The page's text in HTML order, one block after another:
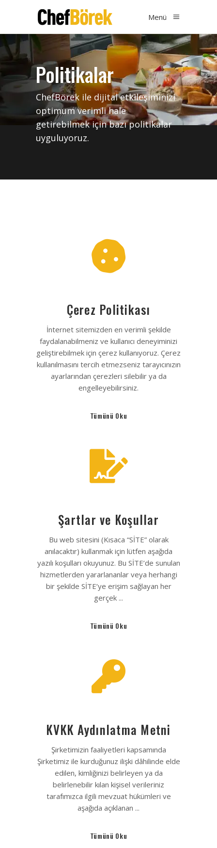
Menü
Politikalar
ChefBörek ile dijital etkileşiminizi
optimum verimli hale
getirebilmek için bazı politikalar
uyguluyoruz.
Çerez Politikası
İnternet sitemizden en verimli şekilde
faydalanabilmeniz ve kullanıcı deneyiminizi
geliştirebilmek için çerez kullanıyoruz. Çerez
kullanılmasını tercih etmezseniz tarayıcınızın
ayarlarından çerezleri silebilir ya da
engelleyebilirsiniz.
Tümünü Oku
Şartlar ve Koşullar
Bu web sitesini (Kısaca “SİTE” olarak
anılacaktır) kullanmak için lütfen aşağıda
yazılı koşulları okuyunuz. Bu SİTE’de sunulan
hizmetlerden yararlananlar veya herhangi
bir şekilde SİTE’ye erişim sağlayan her
gerçek ...
Tümünü Oku
KVKK Aydınlatma Metni
Şirketimizin faaliyetleri kapsamında
Şirketimiz ile kurduğunuz ilişki dâhilinde elde
edilen, kimliğinizi belirleyen ya da
belirlenebilir kılan kişisel verileriniz
tarafımızca ilgili mevzuat hükümleri ve
aşağıda açıklanan ...
Tümünü Oku